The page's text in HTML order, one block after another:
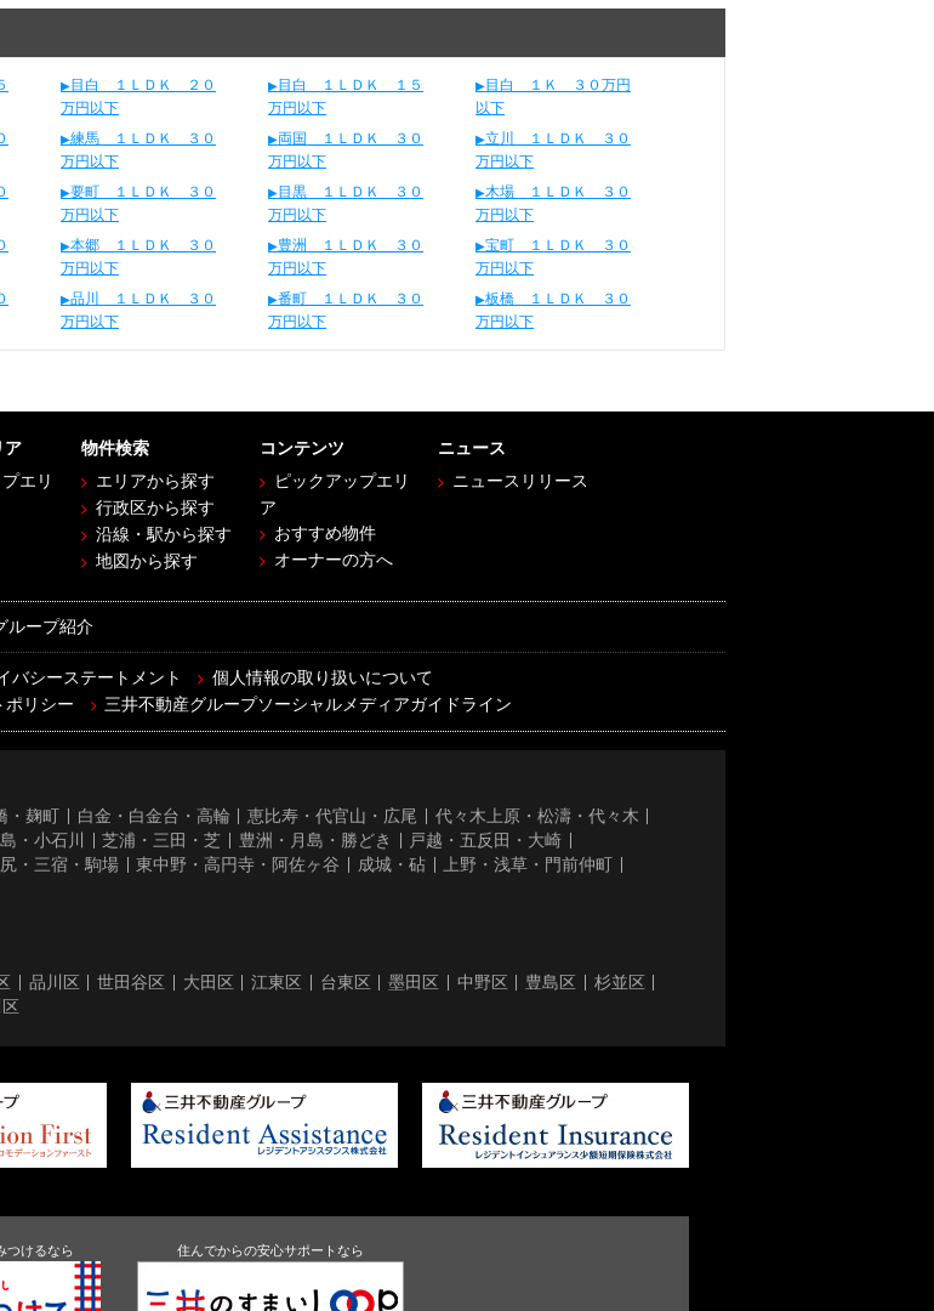
目白 １ＬＤＫ ２０
万円以下
目白 １ＬＤＫ １５
万円以下
目白 １Ｋ ３０万円
以下
練馬 １ＬＤＫ ３０
万円以下
両国 １ＬＤＫ ３０
万円以下
立川 １ＬＤＫ ３０
万円以下
要町 １ＬＤＫ ３０
万円以下
目黒 １ＬＤＫ ３０
万円以下
木場 １ＬＤＫ ３０
万円以下
本郷 １ＬＤＫ ３０
万円以下
豊洲 １ＬＤＫ ３０
万円以下
宝町 １ＬＤＫ ３０
万円以下
品川 １ＬＤＫ ３０
万円以下
番町 １ＬＤＫ ３０
万円以下
板橋 １ＬＤＫ ３０
万円以下
ア
エリ
物件検索
エリアから探す
行政区から探す
沿線・駅から探す
地図から探す
コンテンツ
ピックアップエリ
ア
おすすめ物件
オーナーの方へ
ニュース
ニュースリリース
ループ紹介
バシーステートメント
個人情報の取り扱いについて
ポリシー 三井不動産グループソーシャルメディアガイドライン
麹町 白金・白金台・高輪 恵比寿・代官山・広尾
代々木上原・松濤・代々木
・小石川 芝浦・三田・芝 豊洲・月島・勝どき
戸越・五反田・大崎
・三宿・駒場 東中野・高円寺・阿佐ヶ谷 成城・砧
上野・浅草・門前仲町
品川区 世田谷区 大田区 江東区 台東区 墨田区 中野区 豊島区
杉並区
つけるなら 住んでからの安心サポートなら